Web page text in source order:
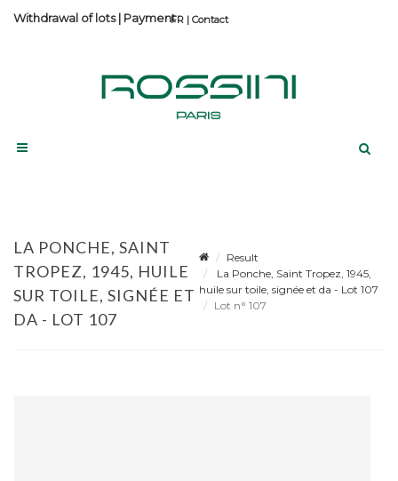
Contact
Withdrawal of lots| Payment
LA PONCHE, SAINT
TROPEZ, 1945, HUILE
SUR TOILE, SIGNÉE ET
DA - LOT 107
Result
La Ponche, Saint Tropez, 1945,
huile sur toile, signée et da - Lot 107
Lot n° 107